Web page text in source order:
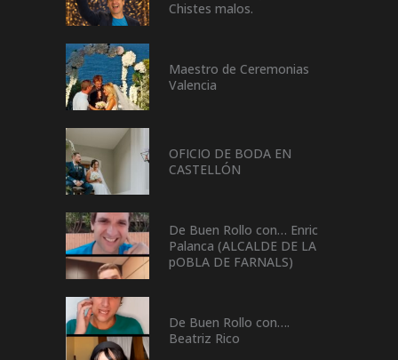
Chistes malos.
Maestro de Ceremonias
Valencia
OFICIO DE BODA EN
CASTELLÓN
De Buen Rollo con… Enric
Palanca (ALCALDE DE LA
pOBLA DE FARNALS)
De Buen Rollo con….
Beatriz Rico